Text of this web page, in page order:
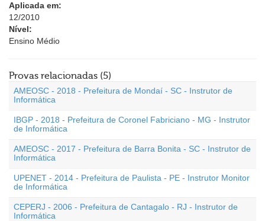
Aplicada em:
12/2010
Nível:
Ensino Médio
Provas relacionadas (5)
AMEOSC - 2018 - Prefeitura de Mondaí - SC - Instrutor de
Informática
IBGP - 2018 - Prefeitura de Coronel Fabriciano - MG - Instrutor
de Informática
AMEOSC - 2017 - Prefeitura de Barra Bonita - SC - Instrutor de
Informática
UPENET - 2014 - Prefeitura de Paulista - PE - Instrutor Monitor
de Informática
CEPERJ - 2006 - Prefeitura de Cantagalo - RJ - Instrutor de
Informática